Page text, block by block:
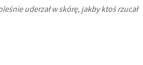
uderzał w skórę, jakby ktoś rzucał